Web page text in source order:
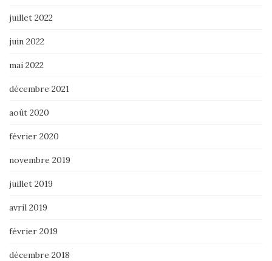
juillet 2022
juin 2022
mai 2022
décembre 2021
août 2020
février 2020
novembre 2019
juillet 2019
avril 2019
février 2019
décembre 2018